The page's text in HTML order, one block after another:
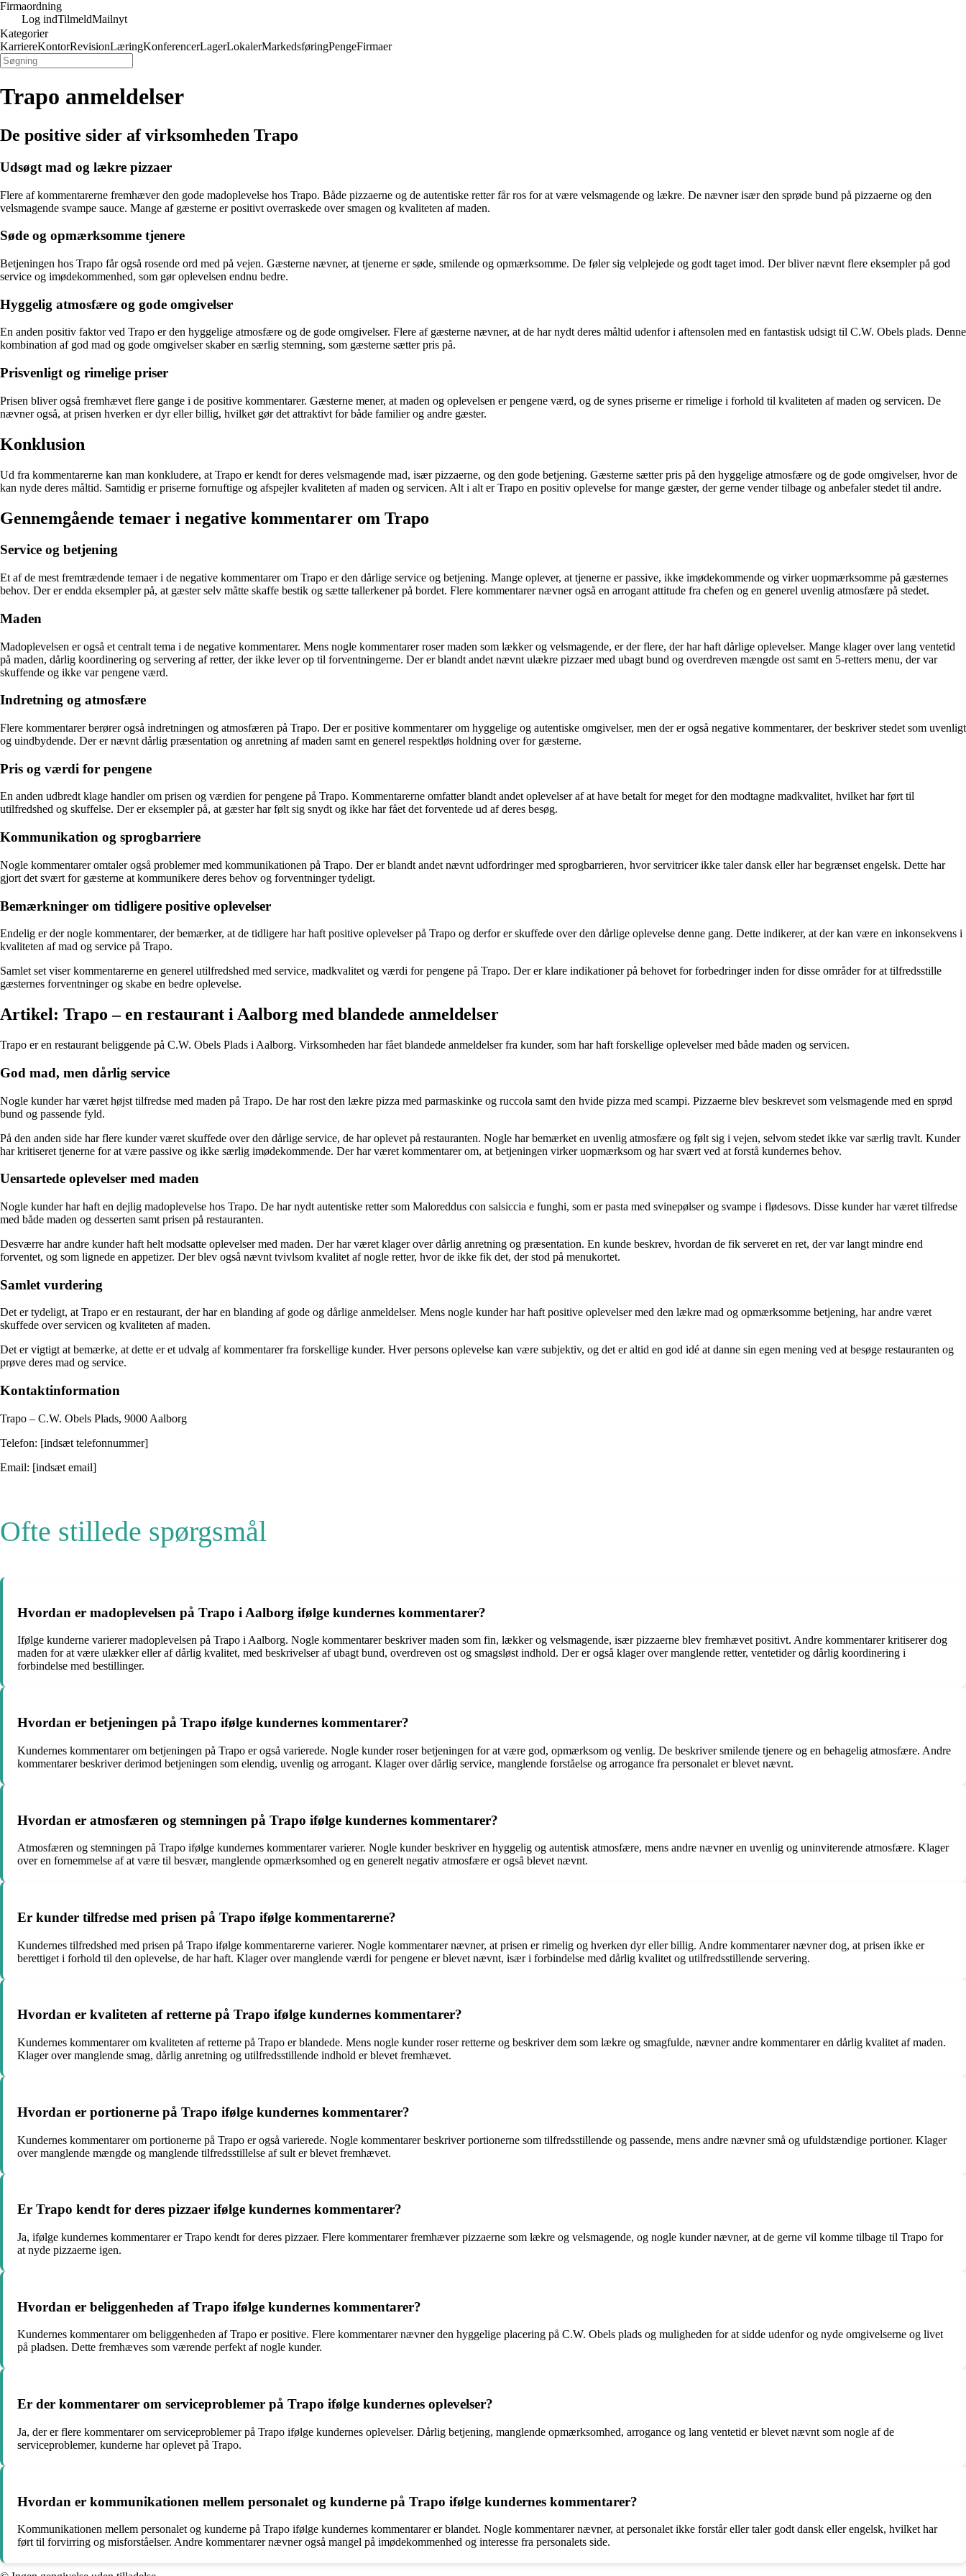
Firmaordning
Log indTilmeldMailnyt
Kategorier
KarriereKontorRevisionLæringKonferencerLagerLokalerMarkedsføringPengeFirmaer
Trapo anmeldelser
De positive sider af virksomheden Trapo
Udsøgt mad og lækre pizzaer
Flere af kommentarerne fremhæver den gode madoplevelse hos Trapo. Både pizzaerne og de autentiske retter får ros for at være velsmagende og lækre. De nævner især den sprøde bund på pizzaerne og den
velsmagende svampe sauce. Mange af gæsterne er positivt overraskede over smagen og kvaliteten af maden.
Søde og opmærksomme tjenere
Betjeningen hos Trapo får også rosende ord med på vejen. Gæsterne nævner, at tjenerne er søde, smilende og opmærksomme. De føler sig velplejede og godt taget imod. Der bliver nævnt flere eksempler på god
service og imødekommenhed, som gør oplevelsen endnu bedre.
Hyggelig atmosfære og gode omgivelser
En anden positiv faktor ved Trapo er den hyggelige atmosfære og de gode omgivelser. Flere af gæsterne nævner, at de har nydt deres måltid udenfor i aftensolen med en fantastisk udsigt til C.W. Obels plads. Denne
kombination af god mad og gode omgivelser skaber en særlig stemning, som gæsterne sætter pris på.
Prisvenligt og rimelige priser
Prisen bliver også fremhævet flere gange i de positive kommentarer. Gæsterne mener, at maden og oplevelsen er pengene værd, og de synes priserne er rimelige i forhold til kvaliteten af maden og servicen. De
nævner også, at prisen hverken er dyr eller billig, hvilket gør det attraktivt for både familier og andre gæster.
Konklusion
Ud fra kommentarerne kan man konkludere, at Trapo er kendt for deres velsmagende mad, især pizzaerne, og den gode betjening. Gæsterne sætter pris på den hyggelige atmosfære og de gode omgivelser, hvor de
kan nyde deres måltid. Samtidig er priserne fornuftige og afspejler kvaliteten af maden og servicen. Alt i alt er Trapo en positiv oplevelse for mange gæster, der gerne vender tilbage og anbefaler stedet til andre.
Gennemgående temaer i negative kommentarer om Trapo
Service og betjening
Et af de mest fremtrædende temaer i de negative kommentarer om Trapo er den dårlige service og betjening. Mange oplever, at tjenerne er passive, ikke imødekommende og virker uopmærksomme på gæsternes
behov. Der er endda eksempler på, at gæster selv måtte skaffe bestik og sætte tallerkener på bordet. Flere kommentarer nævner også en arrogant attitude fra chefen og en generel uvenlig atmosfære på stedet.
Maden
Madoplevelsen er også et centralt tema i de negative kommentarer. Mens nogle kommentarer roser maden som lækker og velsmagende, er der flere, der har haft dårlige oplevelser. Mange klager over lang ventetid
på maden, dårlig koordinering og servering af retter, der ikke lever op til forventningerne. Der er blandt andet nævnt ulækre pizzaer med ubagt bund og overdreven mængde ost samt en 5-retters menu, der var
skuffende og ikke var pengene værd.
Indretning og atmosfære
Flere kommentarer berører også indretningen og atmosfæren på Trapo. Der er positive kommentarer om hyggelige og autentiske omgivelser, men der er også negative kommentarer, der beskriver stedet som uvenligt
og uindbydende. Der er nævnt dårlig præsentation og anretning af maden samt en generel respektløs holdning over for gæsterne.
Pris og værdi for pengene
En anden udbredt klage handler om prisen og værdien for pengene på Trapo. Kommentarerne omfatter blandt andet oplevelser af at have betalt for meget for den modtagne madkvalitet, hvilket har ført til
utilfredshed og skuffelse. Der er eksempler på, at gæster har følt sig snydt og ikke har fået det forventede ud af deres besøg.
Kommunikation og sprogbarriere
Nogle kommentarer omtaler også problemer med kommunikationen på Trapo. Der er blandt andet nævnt udfordringer med sprogbarrieren, hvor servitricer ikke taler dansk eller har begrænset engelsk. Dette har
gjort det svært for gæsterne at kommunikere deres behov og forventninger tydeligt.
Bemærkninger om tidligere positive oplevelser
Endelig er der nogle kommentarer, der bemærker, at de tidligere har haft positive oplevelser på Trapo og derfor er skuffede over den dårlige oplevelse denne gang. Dette indikerer, at der kan være en inkonsekvens i
kvaliteten af mad og service på Trapo.
Samlet set viser kommentarerne en generel utilfredshed med service, madkvalitet og værdi for pengene på Trapo. Der er klare indikationer på behovet for forbedringer inden for disse områder for at tilfredsstille
gæsternes forventninger og skabe en bedre oplevelse.
Artikel: Trapo – en restaurant i Aalborg med blandede anmeldelser
Trapo er en restaurant beliggende på C.W. Obels Plads i Aalborg. Virksomheden har fået blandede anmeldelser fra kunder, som har haft forskellige oplevelser med både maden og servicen.
God mad, men dårlig service
Nogle kunder har været højst tilfredse med maden på Trapo. De har rost den lækre pizza med parmaskinke og ruccola samt den hvide pizza med scampi. Pizzaerne blev beskrevet som velsmagende med en sprød
bund og passende fyld.
På den anden side har flere kunder været skuffede over den dårlige service, de har oplevet på restauranten. Nogle har bemærket en uvenlig atmosfære og følt sig i vejen, selvom stedet ikke var særlig travlt. Kunder
har kritiseret tjenerne for at være passive og ikke særlig imødekommende. Der har været kommentarer om, at betjeningen virker uopmærksom og har svært ved at forstå kundernes behov.
Uensartede oplevelser med maden
Nogle kunder har haft en dejlig madoplevelse hos Trapo. De har nydt autentiske retter som Maloreddus con salsiccia e funghi, som er pasta med svinepølser og svampe i flødesovs. Disse kunder har været tilfredse
med både maden og desserten samt prisen på restauranten.
Desværre har andre kunder haft helt modsatte oplevelser med maden. Der har været klager over dårlig anretning og præsentation. En kunde beskrev, hvordan de fik serveret en ret, der var langt mindre end
forventet, og som lignede en appetizer. Der blev også nævnt tvivlsom kvalitet af nogle retter, hvor de ikke fik det, der stod på menukortet.
Samlet vurdering
Det er tydeligt, at Trapo er en restaurant, der har en blanding af gode og dårlige anmeldelser. Mens nogle kunder har haft positive oplevelser med den lækre mad og opmærksomme betjening, har andre været
skuffede over servicen og kvaliteten af maden.
Det er vigtigt at bemærke, at dette er et udvalg af kommentarer fra forskellige kunder. Hver persons oplevelse kan være subjektiv, og det er altid en god idé at danne sin egen mening ved at besøge restauranten og
prøve deres mad og service.
Kontaktinformation
Trapo – C.W. Obels Plads, 9000 Aalborg
Telefon: [indsæt telefonnummer]
Email: [indsæt email]
Ofte stillede spørgsmål
Hvordan er madoplevelsen på Trapo i Aalborg ifølge kundernes kommentarer?
Ifølge kunderne varierer madoplevelsen på Trapo i Aalborg. Nogle kommentarer beskriver maden som fin, lækker og velsmagende, især pizzaerne blev fremhævet positivt. Andre kommentarer kritiserer dog
maden for at være ulækker eller af dårlig kvalitet, med beskrivelser af ubagt bund, overdreven ost og smagsløst indhold. Der er også klager over manglende retter, ventetider og dårlig koordinering i
forbindelse med bestillinger.
Hvordan er betjeningen på Trapo ifølge kundernes kommentarer?
Kundernes kommentarer om betjeningen på Trapo er også varierede. Nogle kunder roser betjeningen for at være god, opmærksom og venlig. De beskriver smilende tjenere og en behagelig atmosfære. Andre
kommentarer beskriver derimod betjeningen som elendig, uvenlig og arrogant. Klager over dårlig service, manglende forståelse og arrogance fra personalet er blevet nævnt.
Hvordan er atmosfæren og stemningen på Trapo ifølge kundernes kommentarer?
Atmosfæren og stemningen på Trapo ifølge kundernes kommentarer varierer. Nogle kunder beskriver en hyggelig og autentisk atmosfære, mens andre nævner en uvenlig og uninviterende atmosfære. Klager
over en fornemmelse af at være til besvær, manglende opmærksomhed og en generelt negativ atmosfære er også blevet nævnt.
Er kunder tilfredse med prisen på Trapo ifølge kommentarerne?
Kundernes tilfredshed med prisen på Trapo ifølge kommentarerne varierer. Nogle kommentarer nævner, at prisen er rimelig og hverken dyr eller billig. Andre kommentarer nævner dog, at prisen ikke er
berettiget i forhold til den oplevelse, de har haft. Klager over manglende værdi for pengene er blevet nævnt, især i forbindelse med dårlig kvalitet og utilfredsstillende servering.
Hvordan er kvaliteten af retterne på Trapo ifølge kundernes kommentarer?
Kundernes kommentarer om kvaliteten af retterne på Trapo er blandede. Mens nogle kunder roser retterne og beskriver dem som lækre og smagfulde, nævner andre kommentarer en dårlig kvalitet af maden.
Klager over manglende smag, dårlig anretning og utilfredsstillende indhold er blevet fremhævet.
Hvordan er portionerne på Trapo ifølge kundernes kommentarer?
Kundernes kommentarer om portionerne på Trapo er også varierede. Nogle kommentarer beskriver portionerne som tilfredsstillende og passende, mens andre nævner små og ufuldstændige portioner. Klager
over manglende mængde og manglende tilfredsstillelse af sult er blevet fremhævet.
Er Trapo kendt for deres pizzaer ifølge kundernes kommentarer?
Ja, ifølge kundernes kommentarer er Trapo kendt for deres pizzaer. Flere kommentarer fremhæver pizzaerne som lækre og velsmagende, og nogle kunder nævner, at de gerne vil komme tilbage til Trapo for
at nyde pizzaerne igen.
Hvordan er beliggenheden af Trapo ifølge kundernes kommentarer?
Kundernes kommentarer om beliggenheden af Trapo er positive. Flere kommentarer nævner den hyggelige placering på C.W. Obels plads og muligheden for at sidde udenfor og nyde omgivelserne og livet
på pladsen. Dette fremhæves som værende perfekt af nogle kunder.
Er der kommentarer om serviceproblemer på Trapo ifølge kundernes oplevelser?
Ja, der er flere kommentarer om serviceproblemer på Trapo ifølge kundernes oplevelser. Dårlig betjening, manglende opmærksomhed, arrogance og lang ventetid er blevet nævnt som nogle af de
serviceproblemer, kunderne har oplevet på Trapo.
Hvordan er kommunikationen mellem personalet og kunderne på Trapo ifølge kundernes kommentarer?
Kommunikationen mellem personalet og kunderne på Trapo ifølge kundernes kommentarer er blandet. Nogle kommentarer nævner, at personalet ikke forstår eller taler godt dansk eller engelsk, hvilket har
ført til forvirring og misforståelser. Andre kommentarer nævner også mangel på imødekommenhed og interesse fra personalets side.